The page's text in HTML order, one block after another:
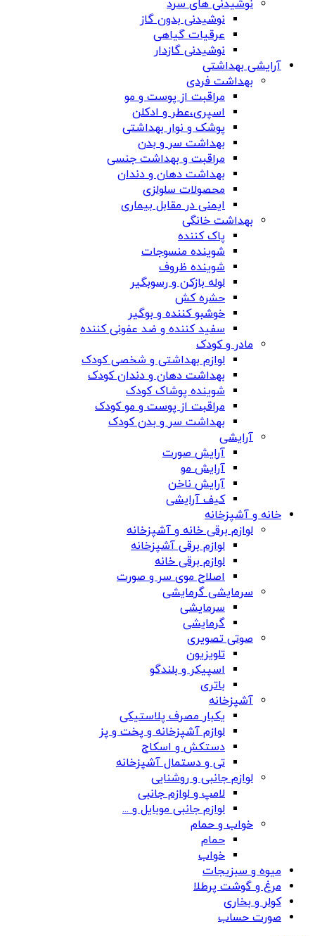
نوشیدنی های سرد
نوشیدنی بدون گاز
عرقیات گیاهی
نوشیدنی گازدار
آرایشی بهداشتی
بهداشت فردی
مراقبت از پوست و مو
اسپری،عطر و ادکلن
پوشک و نوار بهداشتی
بهداشت سر و بدن
مراقبت و بهداشت جنسی
بهداشت دهان و دندان
محصولات سلولزی
ایمنی در مقابل بیماری
بهداشت خانگی
پاک کننده
شوینده منسوجات
شوینده ظروف
لوله بازکن و رسوبگیر
حشره کش
خوشبو کننده و بوگیر
سفید کننده و ضد عفونی کننده
مادر و کودک
لوازم بهداشتی و شخصی کودک
بهداشت دهان و دندان کودک
شوینده پوشاک کودک
مراقبت از پوست و مو کودک
بهداشت سر و بدن کودک
آرایشی
آرایش صورت
آرایش مو
آرایش ناخن
کیف آرایشی
خانه و آشپزخانه
لوازم برقی خانه و آشپزخانه
لوازم برقی آشپزخانه
لوازم برقی خانه
اصلاح موی سر و صورت
سرمایشی گرمایشی
سرمایشی
گرمایشی
صوتی تصویری
تلویزیون
اسپیکر و بلندگو
باتری
آشپزخانه
یکبار مصرف پلاستیکی
لوازم آشپزخانه و پخت و پز
دستکش و اسکاج
تی و دستمال آشپزخانه
لوازم جانبی و روشنایی
لامپ و لوازم جانبی
لوازم جانبی موبایل و ...
خواب و حمام
حمام
خواب
میوه و سبزیجات
مرغ و گوشت پرطلا
کولر و بخاری
صورت حساب